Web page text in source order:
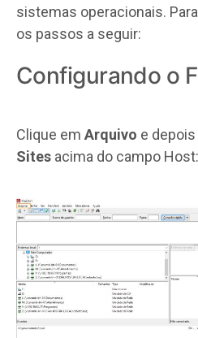
sistemas operacionais.
os passos a seguir:
Configurando o
Clique em Arquivo e
Sites acima do campo Host: